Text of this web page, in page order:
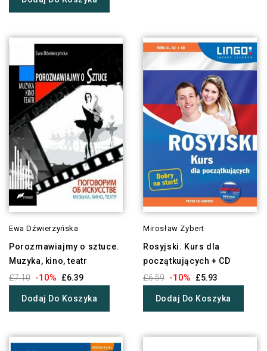
Ewa Dźwierzyńska
Porozmawiajmy o sztuce.
Muzyka, kino, teatr
£7.10 -10% £6.39
Dodaj Do Koszyka
Mirosław Zybert
Rosyjski. Kurs dla
początkujących + CD
£6.59 -10% £5.93
Dodaj Do Koszyka